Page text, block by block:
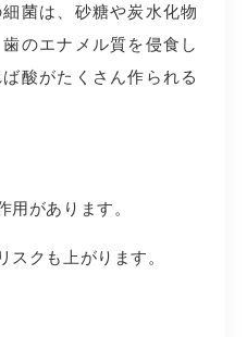
菌は、砂糖や炭水化物
のエナメル質を侵食し
酸がたくさん作られる
用があります。
スクも上がります。